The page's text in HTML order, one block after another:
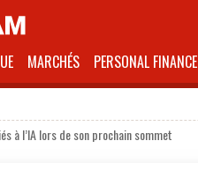
MARCHÉS PERSONAL FINANCE
à l’IA lors de son prochain sommet